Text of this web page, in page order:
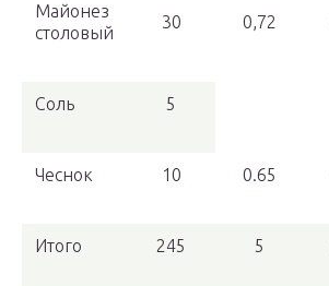
Майонез
столовый
30 0,72
Соль 5
Чеснок 10 0.65
Итого 245 5